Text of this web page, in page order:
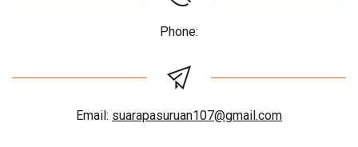
Phone:
Email: suarapasuruan107@gmail.com